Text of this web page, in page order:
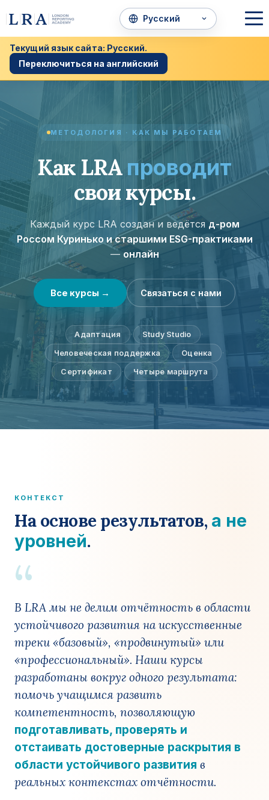
Текущий язык сайта: Русский.
Переключиться на английский
МЕТОДОЛОГИЯ · КАК МЫ РАБОТАЕМ
Как LRA проводит
свои курсы.
Каждый курс LRA создан и ведётся д-ром
Россом Куринько и старшими ESG-практиками
— онлайн
Все курсы → Связаться с нами
Адаптация · Study Studio ·
Человеческая поддержка · Оценка ·
Сертификат · Четыре маршрута
КОНТЕКСТ
На основе результатов, а не
уровней.
“
В LRA мы не делим отчётность в области
устойчивого развития на искусственные
треки «базовый», «продвинутый» или
«профессиональный». Наши курсы
разработаны вокруг одного результата:
помочь учащимся развить
компетентность, позволяющую
подготавливать, проверять и
отстаивать достоверные раскрытия в
области устойчивого развития в
реальных контекстах отчётности.